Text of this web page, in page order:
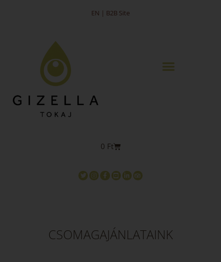
EN | B2B Site
0 Ft
CSOMAGAJÁNLATAINK